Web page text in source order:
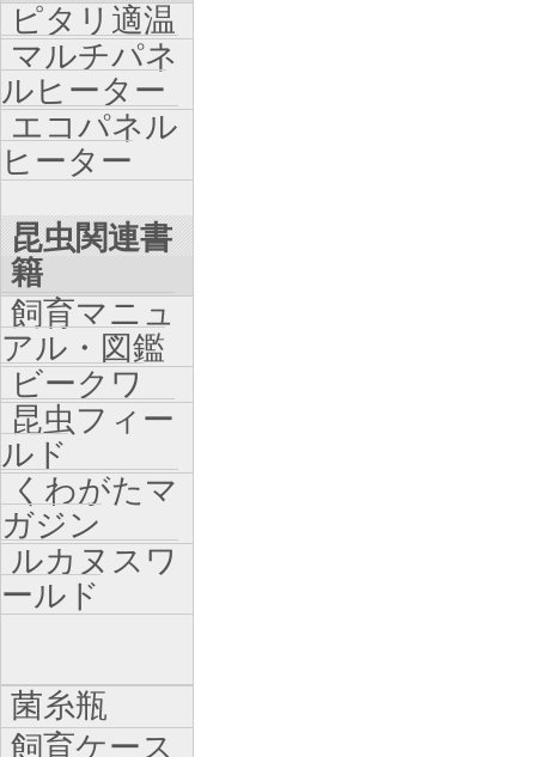
ピタリ適温
マルチパネ
ルヒーター
エコパネル
ヒーター
昆虫関連書
籍
飼育マニュ
アル・図鑑
ビークワ
昆虫フィー
ルド
くわがたマ
ガジン
ルカヌスワ
ールド
菌糸瓶
飼育ケース